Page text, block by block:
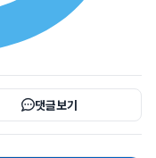
댓글보기